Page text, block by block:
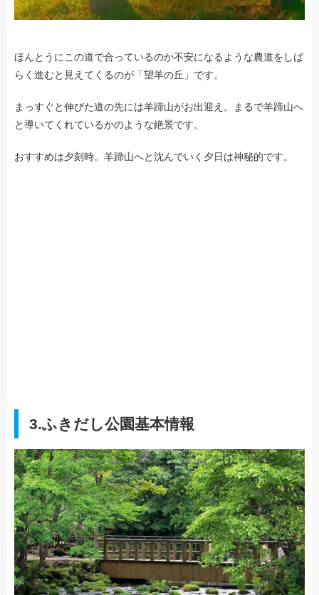
ほんとうにこの道で合っているのか不安になるような農道をしば
らく進むと見えてくるのが「望羊の丘」です。
まっすぐと伸びた道の先には羊蹄山がお出迎え。まるで羊蹄山へ
と導いてくれているかのような絶景です。
おすすめは夕刻時。羊蹄山へと沈んでいく夕日は神秘的です。
3.ふきだし公園基本情報